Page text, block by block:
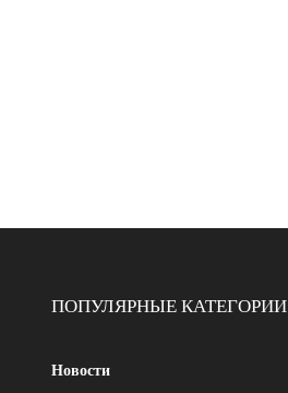
ПОПУЛЯРНЫЕ КАТЕГОРИИ
Новости